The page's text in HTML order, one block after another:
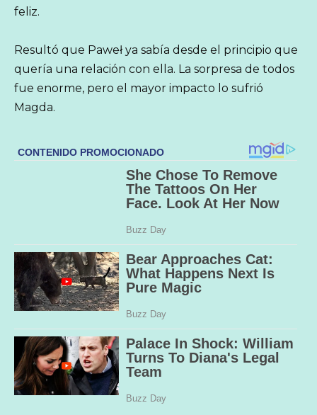
feliz.
Resultó que Paweł ya sabía desde el principio que
quería una relación con ella. La sorpresa de todos
fue enorme, pero el mayor impacto lo sufrió
Magda.